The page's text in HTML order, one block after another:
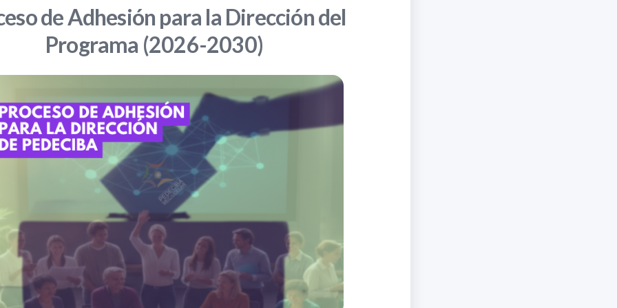
de Adhesión para la Dirección del
Programa (2026-2030)